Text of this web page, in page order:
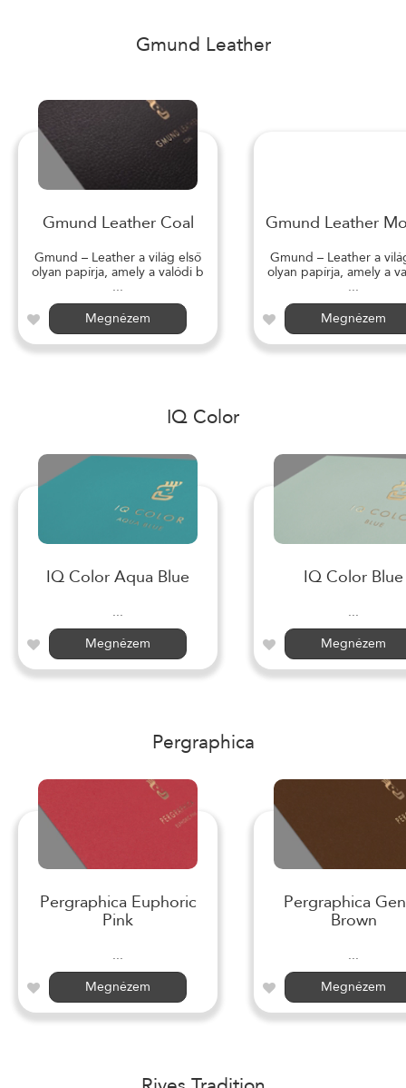
Gmund Leather
Gmund Leather Coal
Gmund – Leather a világ első
olyan papírja, amely a valódi b
...
Megnézem
Gmund Leather
Gmund – Leather a
olyan papírja, amely a
...
Megnézem
IQ Color
IQ Color Aqua Blue
...
Megnézem
IQ Color Blue
...
Megnézem
Pergraphica
Pergraphica Euphoric
Pink
...
Megnézem
Pergraphica
Brown
...
Megnézem